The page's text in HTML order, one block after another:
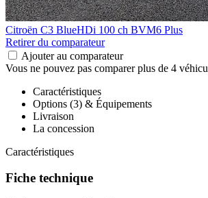
Citroën C3 BlueHDi 100 ch BVM6 Plus
Retirer du comparateur
Ajouter au comparateur
Vous ne pouvez pas comparer plus de 4
Caractéristiques
Options (3) & Équipements
Livraison
La concession
Caractéristiques
Fiche technique